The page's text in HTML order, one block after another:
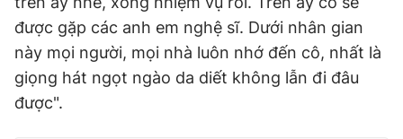
được gặp các anh em nghệ sĩ. Dưới nhân gian
này mọi người, mọi nhà luôn nhớ đến cô, nhất là
giọng hát ngọt ngào da diết không lẫn đi đâu
được".